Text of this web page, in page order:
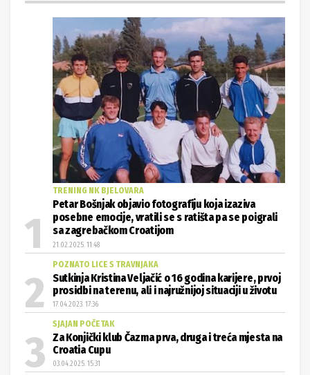
TRENING NK BJELOVARA
Petar Bošnjak objavio fotografiju koja izaziva
posebne emocije, vratili se s ratišta pa se poigrali
sa zagrebačkom Croatijom
21.02.2025. 11:48
POZNATO LICE S TRAVNJAKA
Sutkinja Kristina Veljačić o 16 godina karijere, prvoj
prosidbi na terenu, ali i najružnijoj situaciji u životu
17.04.2023. 17:36
SJAJAN POČETAK
Za Konjički klub Čazma prva, druga i treća mjesta na
Croatia Cupu
03.04.2025. 15:31